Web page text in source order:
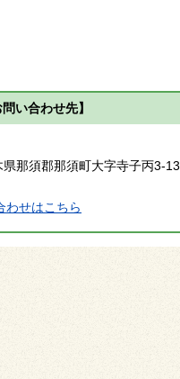
い合わせ先】
那須郡那須町大字寺子丙3-13
わせはこちら